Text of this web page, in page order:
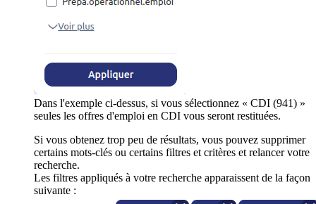
Dans l'exemple ci-dessus, si vous sélectionnez « CDI (941) »
seules les offres d'emploi en CDI vous seront restituées.
Si vous obtenez trop peu de résultats, vous pouvez supprimer
certains mots-clés ou certains filtres et critères et relancer votre
recherche.
Les filtres appliqués à votre recherche apparaissent de la façon
suivante :